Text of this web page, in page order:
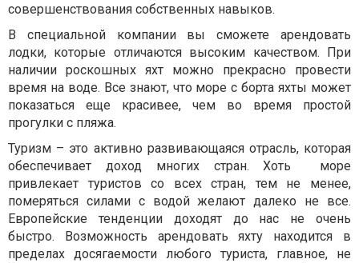
совершенствования собственных навыков.
В специальной компании вы сможете арендовать
лодки, которые отличаются высоким качеством. При
наличии роскошных яхт можно прекрасно провести
время на воде. Все знают, что море с борта яхты может
показаться еще красивее, чем во время простой
прогулки с пляжа.
Туризм – это активно развивающаяся отрасль, которая
обеспечивает доход многих стран. Хоть море
привлекает туристов со всех стран, тем не менее,
померяться силами с водой желают далеко не все.
Европейские тенденции доходят до нас не очень
быстро. Возможность арендовать яхту находится в
пределах досягаемости любого туриста, главное, не